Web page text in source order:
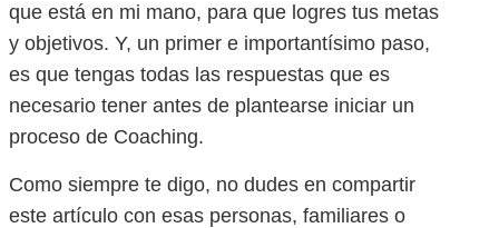
que está en mi mano, para que logres tus metas
y objetivos. Y, un primer e importantísimo paso,
es que tengas todas las respuestas que es
necesario tener antes de plantearse iniciar un
proceso de Coaching.
Como siempre te digo, no dudes en compartir
este artículo con esas personas, familiares o